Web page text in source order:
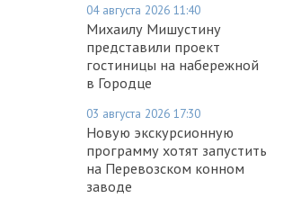
04 августа 2026 11:40
Михаилу Мишустину
представили проект
гостиницы на набережной
в Городце
03 августа 2026 17:30
Новую экскурсионную
программу хотят запустить
на Перевозском конном
заводе